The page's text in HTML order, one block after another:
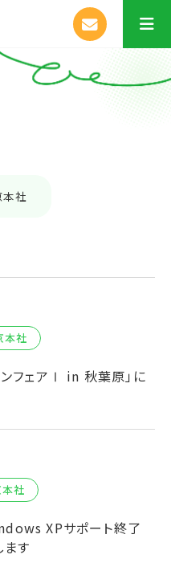
社
本社
フェアⅠ in 秋葉原」に
社
XPサポート終了
ます